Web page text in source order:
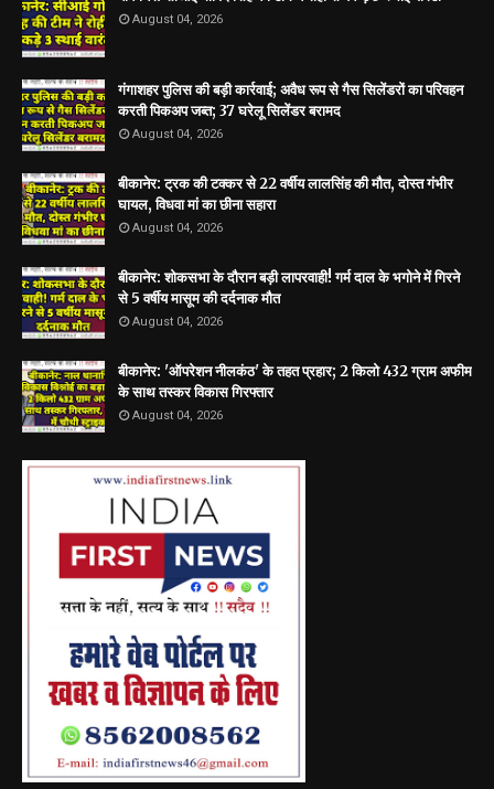
August 04, 2026
गंगाशहर पुलिस की बड़ी कार्रवाई; अवैध रूप से गैस सिलेंडरों का परिवहन
करती पिकअप जब्त; 37 घरेलू सिलेंडर बरामद
August 04, 2026
बीकानेर: ट्रक की टक्कर से 22 वर्षीय लालसिंह की मौत, दोस्त गंभीर
घायल, विधवा मां का छीना सहारा
August 04, 2026
बीकानेर: शोकसभा के दौरान बड़ी लापरवाही! गर्म दाल के भगोने में गिरने
से 5 वर्षीय मासूम की दर्दनाक मौत
August 04, 2026
बीकानेर: 'ऑपरेशन नीलकंठ' के तहत प्रहार; 2 किलो 432 ग्राम अफीम
के साथ तस्कर विकास गिरफ्तार
August 04, 2026